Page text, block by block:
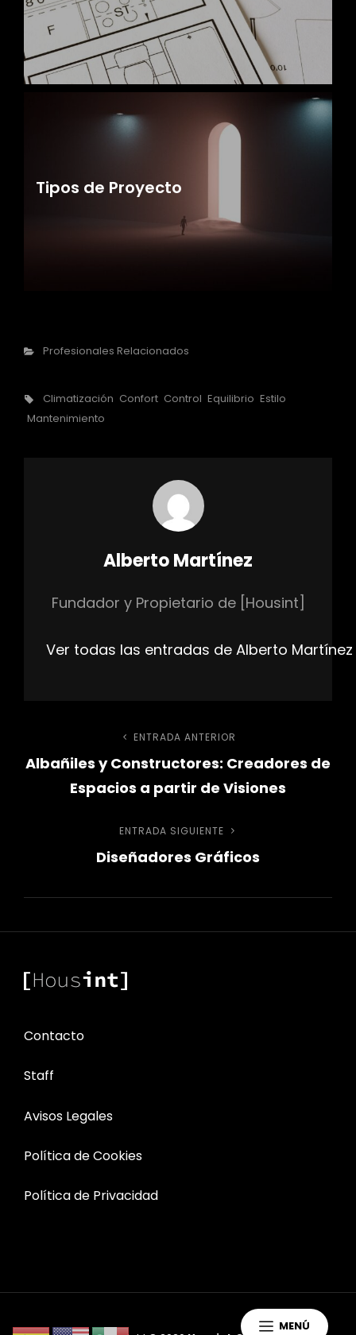
MENÚ
Tipos de Proyecto
Categorías
Profesionales Relacionados
Etiquetas,
Climatización Confort Control Equilibrio Estilo
Mantenimiento
Autor:
Alberto Martínez
Fundador y Propietario de [Housint]
Ver todas las entradas de Alberto Martínez
Navegación
entradas
Entrada
anterior
ENTRADA ANTERIOR
Albañiles y Constructores: Creadores de
Espacios a partir de Visiones
Entrada
siguiente
ENTRADA SIGUIENTE
Diseñadores Gráficos
Contacto
Staff
Avisos Legales
Política de Cookies
Política de Privacidad